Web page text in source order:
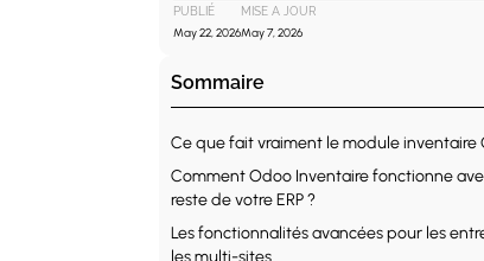
PUBLIÉ
May 22, 2026
MISE A JOUR
May 7, 2026
Sommaire
Ce que fait vraiment le module inventaire
Comment Odoo Inventaire fonctionne
reste de votre ERP ?
Les fonctionnalités avancées pour les
les multi-sites